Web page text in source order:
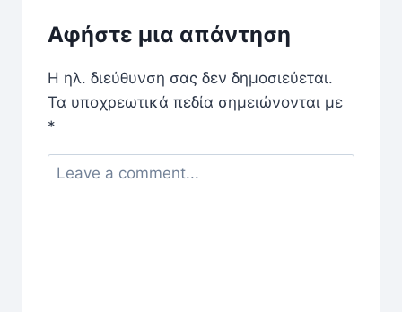
Αφήστε μια απάντηση
Η ηλ. διεύθυνση σας δεν δημοσιεύεται.
Τα υποχρεωτικά πεδία σημειώνονται με
*